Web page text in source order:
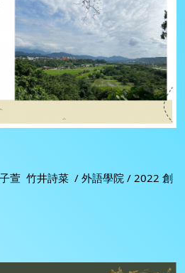
萱 竹井詩菜 / 外語學院 / 2022 創